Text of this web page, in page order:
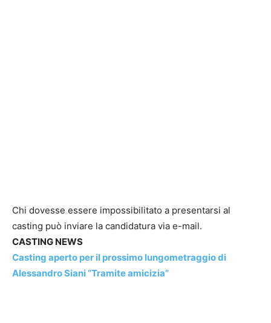
Chi dovesse essere impossibilitato a presentarsi al
casting può inviare la candidatura via e-mail.
CASTING NEWS
Casting aperto per il prossimo lungometraggio di
Alessandro Siani “Tramite amicizia”